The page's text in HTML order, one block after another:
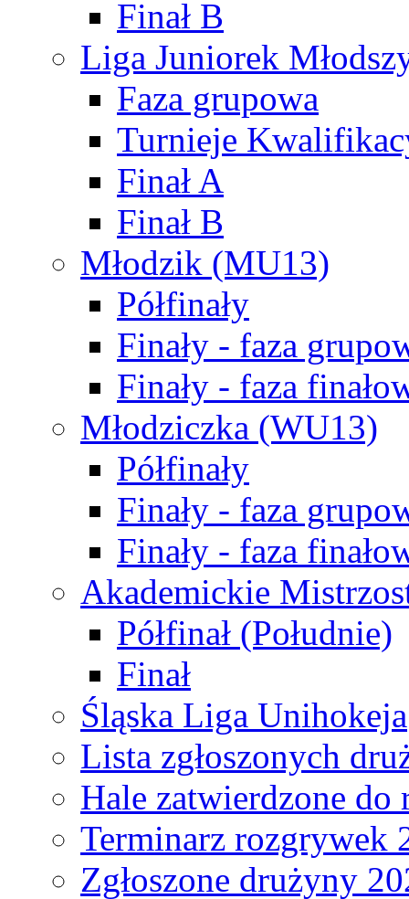
Finał B
Liga Juniorek
Faza grupowa
Turnieje
Finał A
Finał B
Młodzik (MU13)
Półfinały
Finały - faza
Finały - faza
Młodziczka (WU13)
Półfinały
Finały - faza
Finały - faza
Akademickie
Półfinał (Południe)
Finał
Śląska Liga Unihokeja
Lista zgłoszonych
Hale zatwierdzone do
Terminarz rozgrywek
Zgłoszone drużyny